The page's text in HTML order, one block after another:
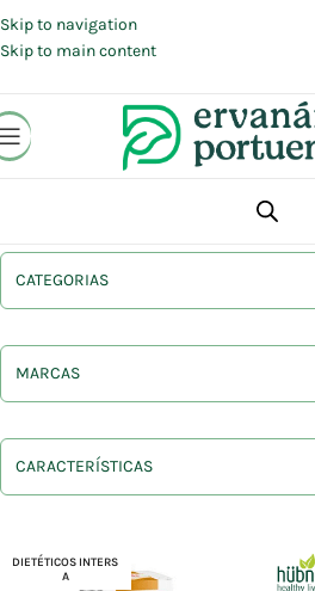
Skip to navigation
Skip to main content
CATEGORIAS
MARCAS
CARACTERÍSTICAS
DIETÉTICOS INTERS
A